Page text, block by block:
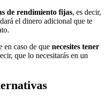
de rendimiento fijas, es decir,
el dinero adicional que te
en caso de que necesites tener
que lo necesitarás en un